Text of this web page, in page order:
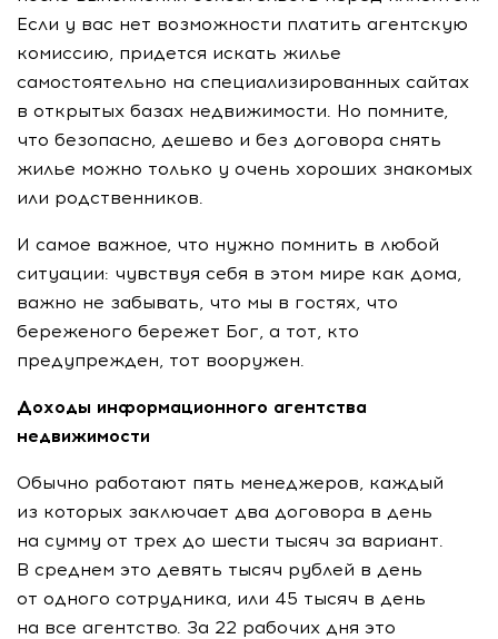
Если у вас нет возможности платить агентскую
комиссию, придется искать жилье
самостоятельно на специализированных сайтах
в открытых базах недвижимости. Но помните,
что безопасно, дешево и без договора снять
жилье можно только у очень хороших знакомых
или родственников.
И самое важное, что нужно помнить в любой
ситуации: чувствуя себя в этом мире как дома,
важно не забывать, что мы в гостях, что
береженого бережет Бог, а тот, кто
предупрежден, тот вооружен.
Доходы информационного агентства
недвижимости
Обычно работают пять менеджеров, каждый
из которых заключает два договора в день
на сумму от трех до шести тысяч за вариант.
В среднем это девять тысяч рублей в день
от одного сотрудника, или 45 тысяч в день
на все агентство. За 22 рабочих дня это